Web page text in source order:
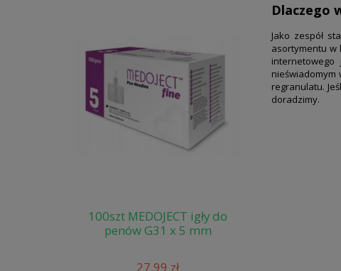
100szt MEDOJECT igły do
penów G31 x 5 mm
27,99 zł
Dlaczego
Jako zespół
asortymentu w
nieświadomym
regranulatu.
doradzimy.